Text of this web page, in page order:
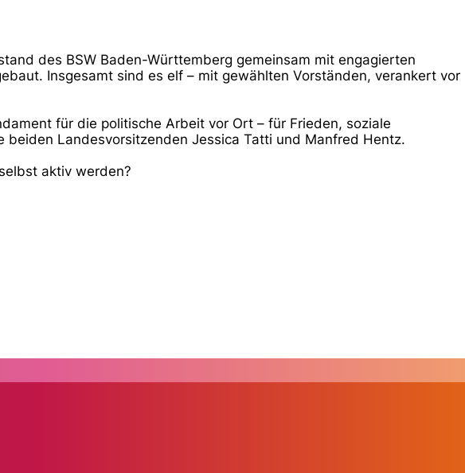
des BSW Baden-Württemberg gemeinsam mit engagierten
Insgesamt sind es elf – mit gewählten Vorständen, verankert vor
für die politische Arbeit vor Ort – für Frieden, soziale
beiden Landesvorsitzenden Jessica Tatti und Manfred Hentz.
aktiv werden?